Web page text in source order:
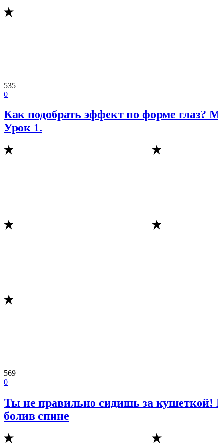
535
0
Как подобрать эффект по форме глаз?
Урок 1.
569
0
Ты не правильно сидишь за кушеткой!
болив спине